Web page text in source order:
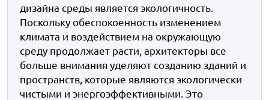
дизайна среды является экологичность.
Поскольку обеспокоенность изменением
климата и воздействием на окружающую
среду продолжает расти, архитекторы все
больше внимания уделяют созданию зданий и
пространств, которые являются экологически
чистыми и энергоэффективными. Это